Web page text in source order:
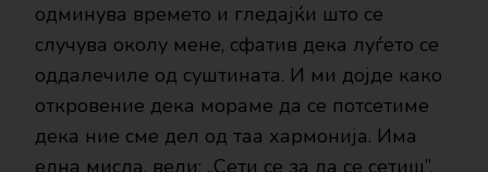
одминува времето и гледајќи што се
случува околу мене, сфатив дека луѓето се
оддалечиле од суштината. И ми дојде како
откровение дека мораме да се потсетиме
дека ние сме дел од таа хармонија. Има
една мисла, вели: ,,Сети се за да се сетиш”,